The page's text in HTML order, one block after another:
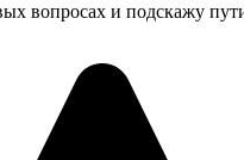
вопросах и подскажу